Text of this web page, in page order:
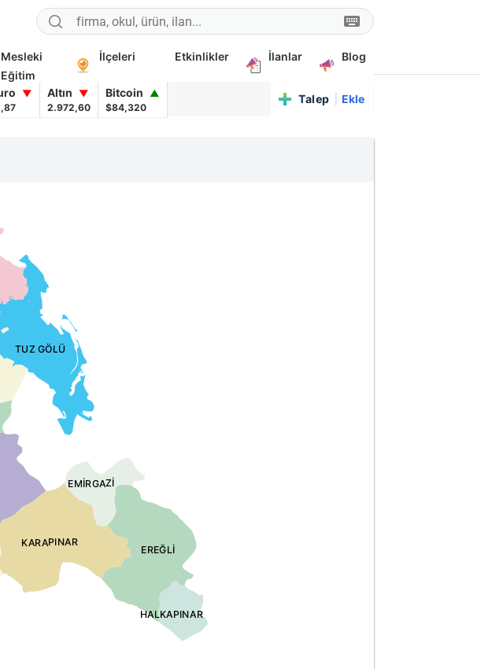
Mesleki
Eğitim
İlçeleri Etkinlikler İlanlar Blog
▼
Altın ▼
2.972,60
Bitcoin
▲
$84,320
Talep Ekle
EREĞLİ
EMİRGAZİ
KARAPINAR
HALKAPINAR
TUZ GÖLÜ